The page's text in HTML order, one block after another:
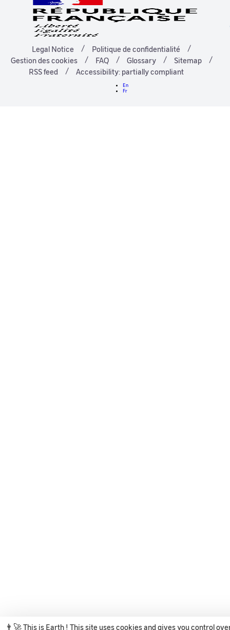
👨‍🚀 This is Earth ! This site uses cookies and gives you control
Legal Notice
Politique de confidentialité
Gestion des cookies
FAQ Glossary
Sitemap
RSS feed
Accessibility: partially compliant
En
Fr